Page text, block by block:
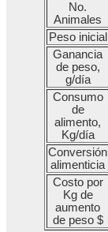
No.
Animales
Peso inicial
Ganancia
de peso,
g/día
Consumo
de
alimento,
Kg/día
Conversión
alimenticia
Costo por
Kg de
aumento
de peso $